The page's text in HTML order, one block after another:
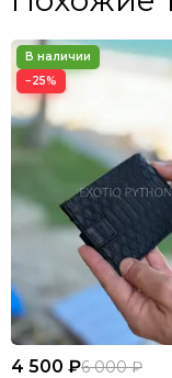
−25%
4 500 ₽6 000 ₽